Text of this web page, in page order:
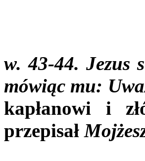
w. 43-44. Jezus
mówiąc mu:
kapłanowi i
przepisał